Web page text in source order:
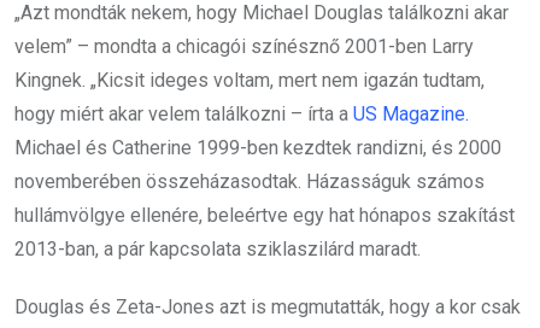
„Azt mondták nekem, hogy Michael Douglas találkozni akar
velem” – mondta a chicagói színésznő 2001-ben Larry
Kingnek. „Kicsit ideges voltam, mert nem igazán tudtam,
hogy miért akar velem találkozni – írta a US Magazine.
Michael és Catherine 1999-ben kezdtek randizni, és 2000
novemberében összeházasodtak. Házasságuk számos
hullámvölgye ellenére, beleértve egy hat hónapos szakítást
2013-ban, a pár kapcsolata sziklaszilárd maradt.
Douglas és Zeta-Jones azt is megmutatták, hogy a kor csak